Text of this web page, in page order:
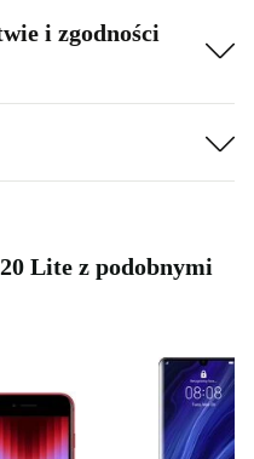
i zgodności
Lite z podobnymi